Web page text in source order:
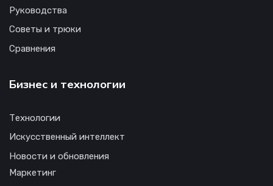
Руководства
Советы и трюки
Сравнения
Бизнес и технологии
Технологии
Искусственный интеллект
Новости и обновления
Маркетинг